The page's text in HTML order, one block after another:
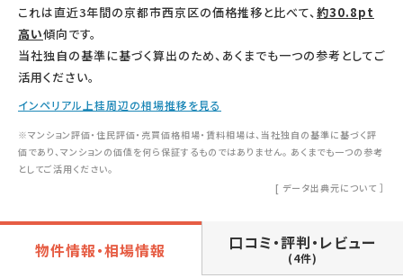
これは直近3年間の京都市西京区の価格推移と比べて、約30.8pt
高い傾向です。
当社独自の基準に基づく算出のため、あくまでも一つの参考としてご
活用ください。
インペリアル上桂周辺の相場推移を見る
※マンション評価・住民評価・売買価格相場・賃料相場は、当社独自の基準に基づく評
価であり、マンションの価値を何ら保証するものではありません。 あくまでも一つの参考
としてご活用ください。
[ データ出典元について ］
物件情報・相場情報 口コミ・評判・レビュー
(4件)